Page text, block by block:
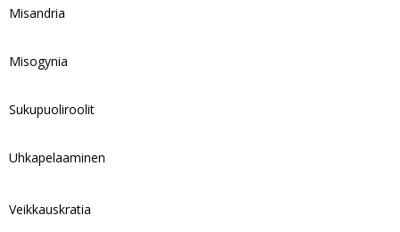
Misandria
Misogynia
Sukupuoliroolit
Uhkapelaaminen
Veikkauskratia